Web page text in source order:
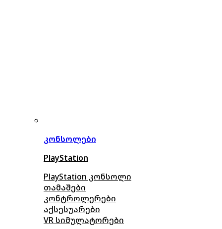
კონსოლები
PlayStation
PlayStation კონსოლი
თამაშები
კონტროლერები
აქსესუარები
VR სიმულატორები